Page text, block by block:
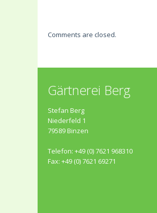
Comments are closed.
Gärtnerei Berg
Stefan Berg
Niederfeld 1
79589 Binzen
Telefon: +49 (0) 7621 968310
Fax: +49 (0) 7621 69271